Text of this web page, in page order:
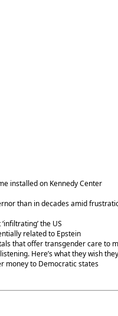
installed on Kennedy Center
than in decades amid
the US
related to Epstein
that offer transgender care to
Here’s what they wish
money to Democratic states